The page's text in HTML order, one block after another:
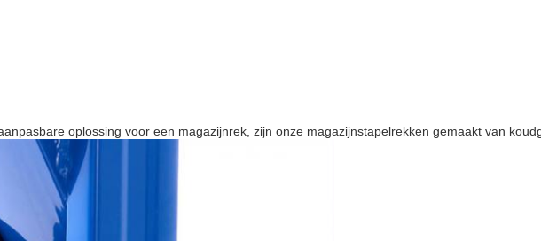
oplossing voor een magazijnrek, zijn onze magazijnstapelrekken gemaakt van